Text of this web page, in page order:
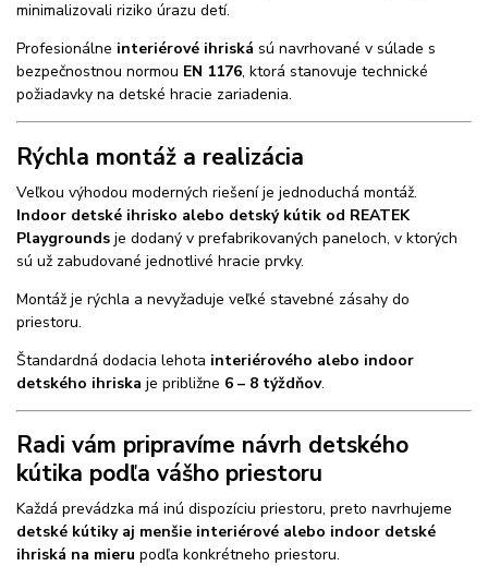
minimalizovali riziko úrazu detí.
Profesionálne interiérové ihriská sú navrhované v súlade s
bezpečnostnou normou EN 1176, ktorá stanovuje technické
požiadavky na detské hracie zariadenia.
Rýchla montáž a realizácia
Veľkou výhodou moderných riešení je jednoduchá montáž.
Indoor detské ihrisko alebo detský kútik od REATEK
Playgrounds je dodaný v prefabrikovaných paneloch, v ktorých
sú už zabudované jednotlivé hracie prvky.
Montáž je rýchla a nevyžaduje veľké stavebné zásahy do
priestoru.
Štandardná dodacia lehota interiérového alebo indoor
detského ihriska je približne 6 – 8 týždňov.
Radi vám pripravíme návrh detského
kútika podľa vášho priestoru
Každá prevádzka má inú dispozíciu priestoru, preto navrhujeme
detské kútiky aj menšie interiérové alebo indoor detské
ihriská na mieru podľa konkrétneho priestoru.